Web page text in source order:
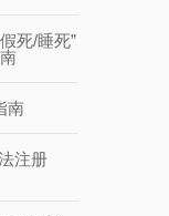
死/睡死”
南
注册